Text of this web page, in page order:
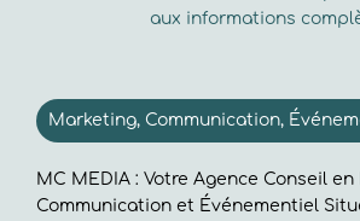
aux informations
Marketing, Communication,
MC MEDIA : Votre Agence Conseil
Communication et Événementiel